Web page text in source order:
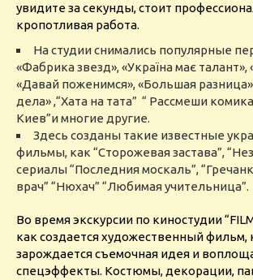
увидите за секунды, стоит
кропотливая работа.
На студии снимались популярные
«Фабрика звезд», «Україна має талант»,
«Давай поженимся», «Большая
дела» ,“Хата на тата” “ Рассмеши
Киев”и многие другие.
Здесь созданы такие известные
фильмы, как “Сторожевая застава”,
сериалы “Последния москаль”,
врач” “Нюхач” “Любимая учительница”.
Во время экскурсии по киностудии
как создается художественный фильм,
зарождается съемочная идея и
спецэффекты. Костюмы, декорации,